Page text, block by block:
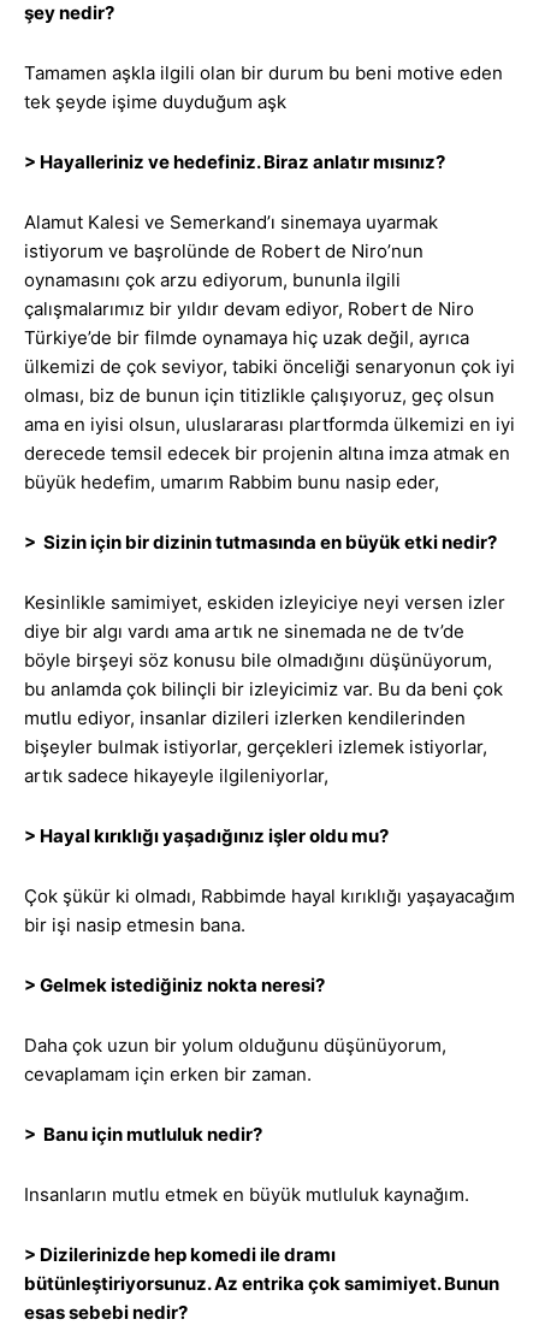
şey nedir?
Tamamen aşkla ilgili olan bir durum bu beni motive eden
tek şeyde işime duyduğum aşk
> Hayalleriniz ve hedefiniz. Biraz anlatır mısınız?
Alamut Kalesi ve Semerkand’ı sinemaya uyarmak
istiyorum ve başrolünde de Robert de Niro’nun
oynamasını çok arzu ediyorum, bununla ilgili
çalışmalarımız bir yıldır devam ediyor, Robert de Niro
Türkiye’de bir filmde oynamaya hiç uzak değil, ayrıca
ülkemizi de çok seviyor, tabiki önceliği senaryonun çok iyi
olması, biz de bunun için titizlikle çalışıyoruz, geç olsun
ama en iyisi olsun, uluslararası plartformda ülkemizi en iyi
derecede temsil edecek bir projenin altına imza atmak en
büyük hedefim, umarım Rabbim bunu nasip eder,
> Sizin için bir dizinin tutmasında en büyük etki nedir?
Kesinlikle samimiyet, eskiden izleyiciye neyi versen izler
diye bir algı vardı ama artık ne sinemada ne de tv’de
böyle birşeyi söz konusu bile olmadığını düşünüyorum,
bu anlamda çok bilinçli bir izleyicimiz var. Bu da beni çok
mutlu ediyor, insanlar dizileri izlerken kendilerinden
bişeyler bulmak istiyorlar, gerçekleri izlemek istiyorlar,
artık sadece hikayeyle ilgileniyorlar,
> Hayal kırıklığı yaşadığınız işler oldu mu?
Çok şükür ki olmadı, Rabbimde hayal kırıklığı yaşayacağım
bir işi nasip etmesin bana.
> Gelmek istediğiniz nokta neresi?
Daha çok uzun bir yolum olduğunu düşünüyorum,
cevaplamam için erken bir zaman.
> Banu için mutluluk nedir?
Insanların mutlu etmek en büyük mutluluk kaynağım.
> Dizilerinizde hep komedi ile dramı
bütünleştiriyorsunuz. Az entrika çok samimiyet. Bunun
esas sebebi nedir?